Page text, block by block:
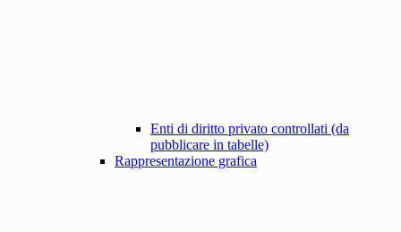
Enti di diritto privato controllati (da
pubblicare in tabelle)
Rappresentazione grafica